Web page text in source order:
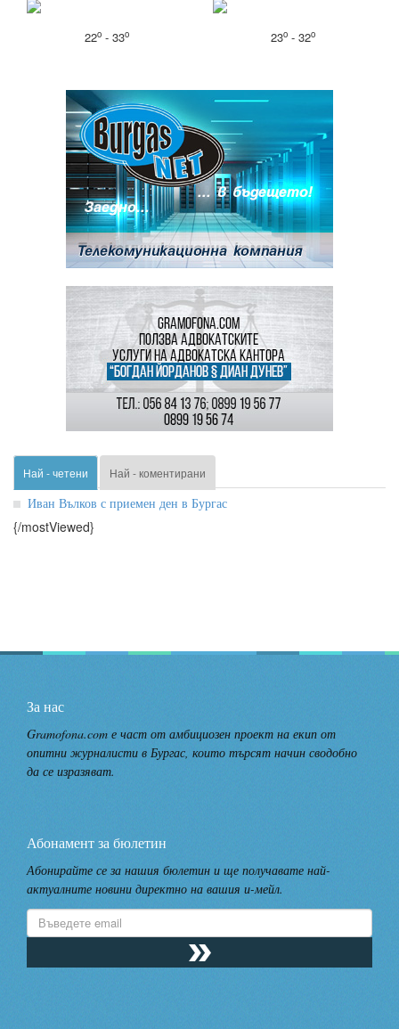
22o- 33o 23o- 32o
Най - четени Най - коментирани
Иван Вълков с приемен ден в Бургас
{/mostViewed}
За нас
Gramofona.com е част от амбициозен проект на екип от
опитни журналисти в Бургас, които търсят начин сводобно
да се изразяват.
Абонамент за бюлетин
Абонирайте се за нашия бюлетин и ще получавате най-
актуалните новини директно на вашия и-мейл.